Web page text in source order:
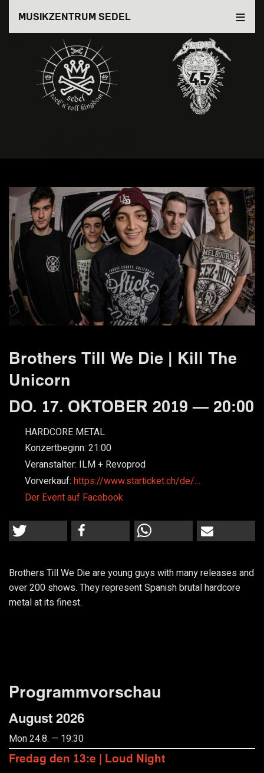
Inhalt
MUSIKZENTRUM SEDEL
Brothers Till We Die | Kill The
Unicorn
DO. 17. OKTOBER 2019 — 20:00
HARDCORE METAL
Konzertbeginn: 21:00
Veranstalter: ILM + Revoprod
Vorverkauf: https://www.starticket.ch/de/…
Der Event auf Facebook
Brothers Till We Die are young guys with many releases and
over 200 shows. They represent Spanish brutal hardcore
metal at its finest.
Programmvorschau
August 2026
Mon 24.8. — 19:30
Fredag den 13:e | Loud Night